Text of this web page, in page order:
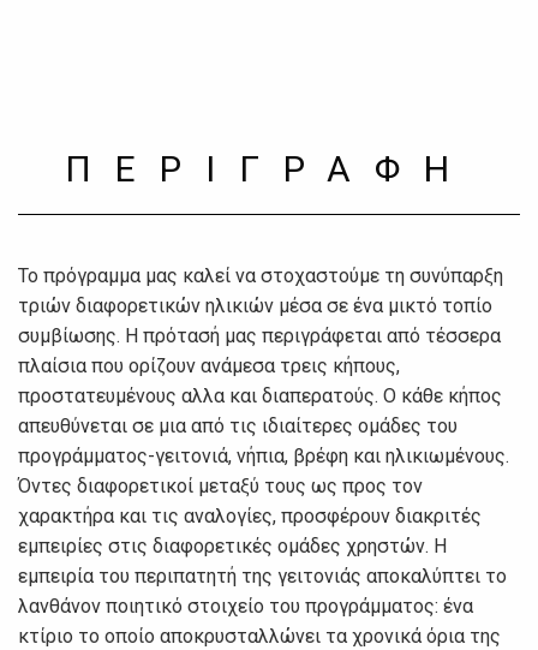
ΠΕΡΙΓΡΑΦΗ
Το πρόγραμμα μας καλεί να στοχαστούμε τη συνύπαρξη
τριών διαφορετικών ηλικιών μέσα σε ένα μικτό τοπίο
συμβίωσης. Η πρότασή μας περιγράφεται από τέσσερα
πλαίσια που ορίζουν ανάμεσα τρεις κήπους,
προστατευμένους αλλα και διαπερατούς. Ο κάθε κήπος
απευθύνεται σε μια από τις ιδιαίτερες ομάδες του
προγράμματος-γειτονιά, νήπια, βρέφη και ηλικιωμένους.
Όντες διαφορετικοί μεταξύ τους ως προς τον
χαρακτήρα και τις αναλογίες, προσφέρουν διακριτές
εμπειρίες στις διαφορετικές ομάδες χρηστών. Η
εμπειρία του περιπατητή της γειτονιάς αποκαλύπτει το
λανθάνον ποιητικό στοιχείο του προγράμματος: ένα
κτίριο το οποίο αποκρυσταλλώνει τα χρονικά όρια της